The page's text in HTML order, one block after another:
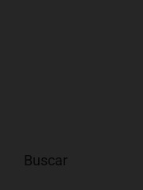
Buscar